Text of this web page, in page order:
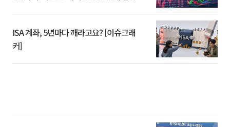
ISA 계좌, 5년마다 깨라고요? [이슈크래
커]